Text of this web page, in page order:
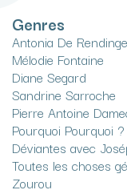
Genres
Antonia De
Mélodie Fontaine
Diane Segard
Sandrine Sarroche
Pierre Antoine
Pourquoi Pourquoi ?
Déviantes avec
Toutes les choses
Zourou